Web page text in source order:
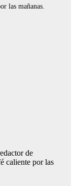
las mañanas.
de
caliente por las